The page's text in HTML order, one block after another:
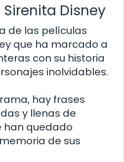
Sirenita Disney
de las películas
que ha marcado a
con su historia
inolvidables.
hay frases
y llenas de
han quedado
de sus